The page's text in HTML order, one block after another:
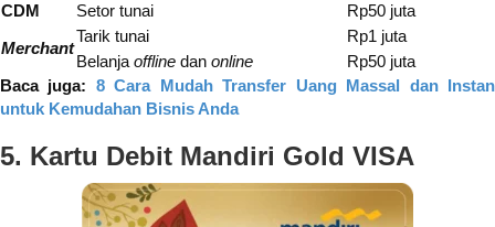
CDM
Setor tunai
Rp50 juta
Merchant
Tarik tunai
Rp1 juta
Belanja offline dan online
Rp50 juta
Baca juga: 8 Cara Mudah Transfer Uang Massal dan Instan
untuk Kemudahan Bisnis Anda
5. Kartu Debit Mandiri Gold VISA